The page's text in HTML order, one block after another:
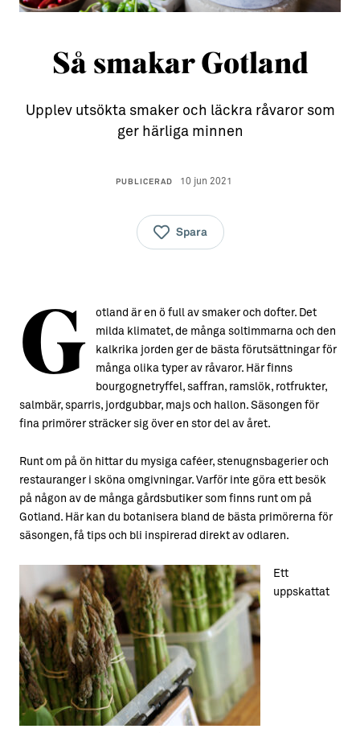
Sustainable Plejs
Hansestaden världsarv
Almedalsveckan
Medeltidsveckan
Visby Centrum
Allt om bostad
→ Köpa bostad
Allt om livet på Ön
→ Fritidsliv
→ Föreningsliv
→ Tonårsliv
Barn & Familj
Så smakar Gotland
Upplev utsökta smaker och läckra råvaror som
ger härliga minnen
PUBLICERAD 10 jun 2021
Spara
G
otland är en ö full av smaker och dofter. Det
milda klimatet, de många soltimmarna och den
kalkrika jorden ger de bästa förutsättningar för
många olika typer av råvaror. Här finns
bourgognetryffel, saffran, ramslök, rotfrukter,
salmbär, sparris, jordgubbar, majs och hallon. Säsongen för
fina primörer sträcker sig över en stor del av året.
Runt om på ön hittar du mysiga caféer, stenugnsbagerier och
restauranger i sköna omgivningar. Varför inte göra ett besök
på någon av de många gårdsbutiker som finns runt om på
Gotland. Här kan du botanisera bland de bästa primörerna för
säsongen, få tips och bli inspirerad direkt av odlaren.
Ett
uppskattat